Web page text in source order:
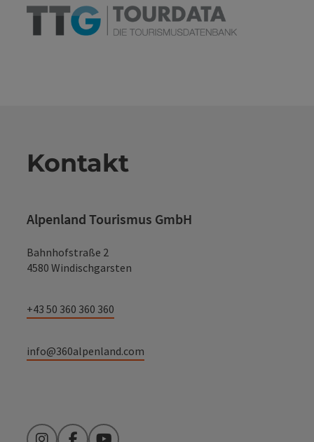
Kontakt
Alpenland Tourismus GmbH
Bahnhofstraße 2
4580 Windischgarsten
+43 50 360 360 360
info@360alpenland.com